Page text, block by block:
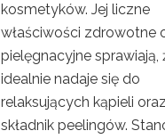
kosmetyków. Jej liczne
właściwości zdrowotne
pielęgnacyjne sprawiają,
idealnie nadaje się do
relaksujących kąpieli
składnik peelingów.